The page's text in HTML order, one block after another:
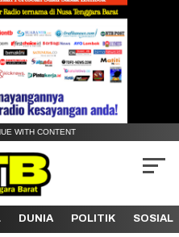
WITH CONTENT
DUNIA POLITIK SOSIAL